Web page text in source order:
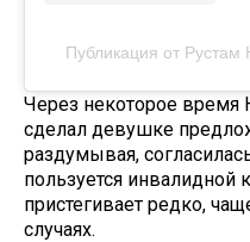
Публикация от
Через некоторое время
сделал девушке
раздумывая,
пользуется инвалидной
пристегивает редко,
случаях.